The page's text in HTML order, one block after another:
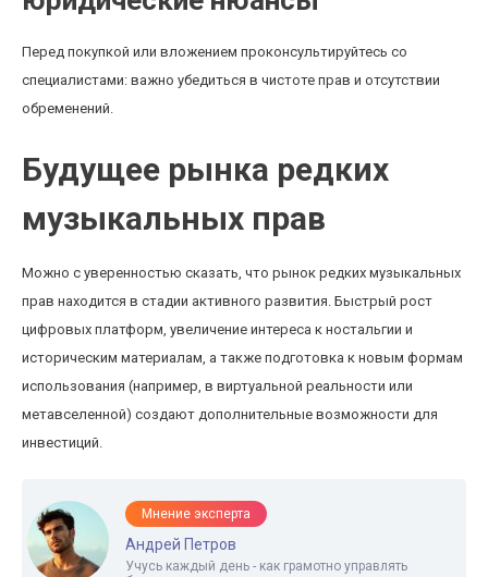
Перед покупкой или вложением проконсультируйтесь со
специалистами: важно убедиться в чистоте прав и отсутствии
обременений.
Будущее рынка редких
музыкальных прав
Можно с уверенностью сказать, что рынок редких музыкальных
прав находится в стадии активного развития. Быстрый рост
цифровых платформ, увеличение интереса к ностальгии и
историческим материалам, а также подготовка к новым формам
использования (например, в виртуальной реальности или
метавселенной) создают дополнительные возможности для
инвестиций.
Мнение эксперта
Андрей Петров
Учусь каждый день - как грамотно управлять